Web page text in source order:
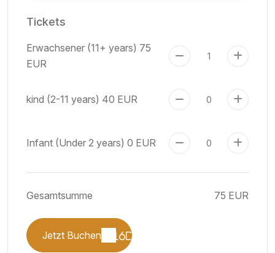
Tickets
Erwachsener (11+ years) 75
EUR
kind (2-11 years) 40 EUR
Infant (Under 2 years) 0 EUR
Gesamtsumme 75 EUR
Jetzt Buchen